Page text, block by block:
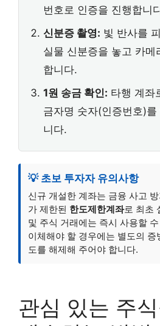
번호로 인증을 진행합니
신분증 촬영: 빛 반사를
실물 신분증을 놓고 카메
합니다.
1원 송금 확인: 타행 계좌
금자명 숫자(인증번호)
니다.
💡 초보 투자자 유의사항
신규 개설한 계좌는 금융 사고
가 제한된 한도제한계좌로 최초
및 주식 거래에는 즉시 사용할
이체해야 할 경우에는 별도의
도를 해제해 주어야 합니다.
관심 있는 주